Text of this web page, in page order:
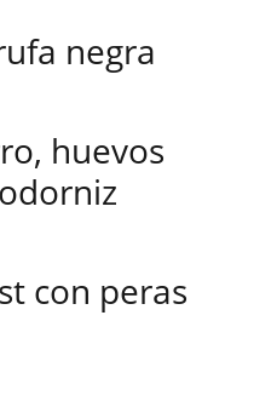
negra
huevos
con peras